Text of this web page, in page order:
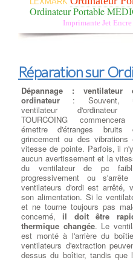
stabilité .
Alimentations ATX standard
TOURCOING -
Recherche de
watts et 1200 watts-
pour PC sur Bloc Alimentation -
ventilation du Bloc alimentation
Récuperation de
disque dur ou ssd: Si
avez malheureusement subi
panne de disque dur ou de
entraînant une perte de
données, vous savez à quel
il peut être coûteux de
récupérer intégralement. à
aider en évaluant en
Ordinateur Portable
Imprimante Jet
Réparation sur
Dépannage : ventilateur
ordinateur : Souvent,
ventilateur
TOURCOING
émettre d'étranges bruits
grincement ou des vibrations
vitesse de pointe. Parfois, il
aucun avertissement et la
du ventilateur de pc
progressivement ou
ventilateurs d'ordi est arrêté,
son alimentation. Si le
et ne tourne toujours pas
concerné, il doit être
thermique changée. Le
est monté à l'arrière du
ventilateurs d'extraction
dessus du boîtier, tandis que